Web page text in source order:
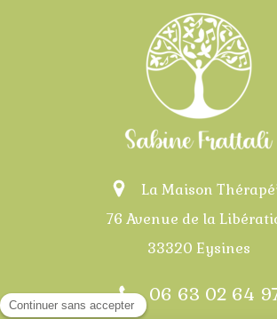
La Maison
76 Avenue de la
33320 Eysines
06 63 02 64